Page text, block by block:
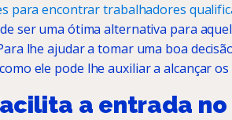
para encontrar trabalhadores
ser uma ótima alternativa para
lhe ajudar a tomar uma boa
ele pode lhe auxiliar a alcançar
a entrada